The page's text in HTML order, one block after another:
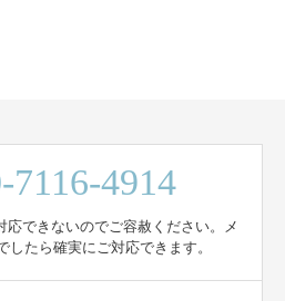
7116-4914
応できないのでご容赦ください。メ
したら確実にご対応できます。